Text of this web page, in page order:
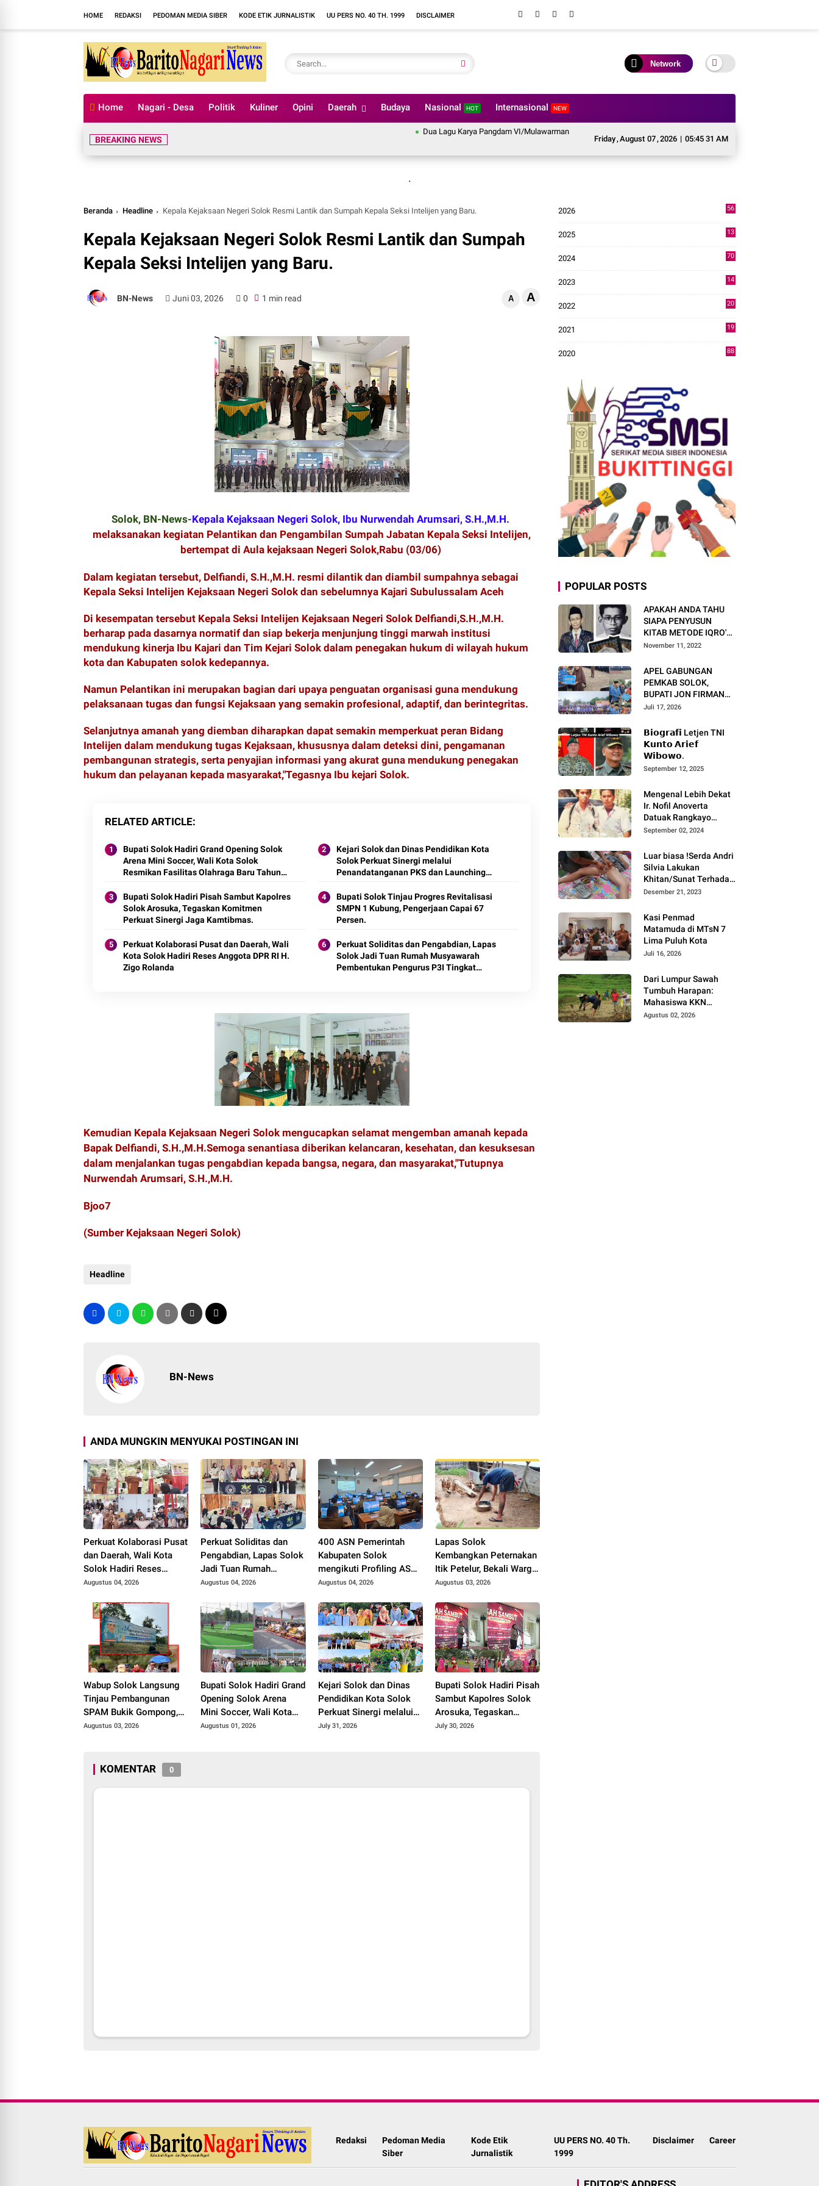
HOME REDAKSI PEDOMAN MEDIA SIBER KODE ETIK JURNALISTIK UU PERS NO. 40 TH. 1999 DISCLAIMER
Network
Home Nagari - Desa Politik Kuliner Opini Daerah Budaya Nasional HOT Internasional NEW
Friday,August 07,2026 | 05:45 32 AM
BREAKING NEWS
Dua Lagu Karya Pangdam VI/Mulawarman Mayjen TNI Krido Pramono Jadi Ikon Singing Competition HUT ke 81 RI
.
Beranda Headline Kepala Kejaksaan Negeri Solok Resmi Lantik dan Sumpah Kepala Seksi Intelijen yang Baru.
Kepala Kejaksaan Negeri Solok Resmi Lantik dan Sumpah
Kepala Seksi Intelijen yang Baru.
BN-News Juni 03, 2026 0 1 min read A A
Solok, BN-News-Kepala Kejaksaan Negeri Solok, Ibu Nurwendah Arumsari, S.H.,M.H.
melaksanakan kegiatan Pelantikan dan Pengambilan Sumpah Jabatan Kepala Seksi Intelijen,
bertempat di Aula kejaksaan Negeri Solok,Rabu (03/06)
Dalam kegiatan tersebut, Delfiandi, S.H.,M.H. resmi dilantik dan diambil sumpahnya sebagai
Kepala Seksi Intelijen Kejaksaan Negeri Solok dan sebelumnya Kajari Subulussalam Aceh
Di kesempatan tersebut Kepala Seksi Intelijen Kejaksaan Negeri Solok Delfiandi,S.H.,M.H.
berharap pada dasarnya normatif dan siap bekerja menjunjung tinggi marwah institusi
mendukung kinerja Ibu Kajari dan Tim Kejari Solok dalam penegakan hukum di wilayah hukum
kota dan Kabupaten solok kedepannya.
Namun Pelantikan ini merupakan bagian dari upaya penguatan organisasi guna mendukung
pelaksanaan tugas dan fungsi Kejaksaan yang semakin profesional, adaptif, dan berintegritas.
Selanjutnya amanah yang diemban diharapkan dapat semakin memperkuat peran Bidang
Intelijen dalam mendukung tugas Kejaksaan, khususnya dalam deteksi dini, pengamanan
pembangunan strategis, serta penyajian informasi yang akurat guna mendukung penegakan
hukum dan pelayanan kepada masyarakat,"Tegasnya Ibu kejari Solok.
RELATED ARTICLE
Bupati Solok Hadiri Grand Opening Solok
Arena Mini Soccer, Wali Kota Solok
Resmikan Fasilitas Olahraga Baru Tahun
Kejari Solok dan Dinas Pendidikan Kota
Solok Perkuat Sinergi melalui
Penandatanganan PKS dan Launching
Bupati Solok Hadiri Pisah Sambut Kapolres
Solok Arosuka, Tegaskan Komitmen
Perkuat Sinergi Jaga Kamtibmas.
Bupati Solok Tinjau Progres Revitalisasi
SMPN 1 Kubung, Pengerjaan Capai 67
Perkuat Kolaborasi Pusat dan Daerah, Wali
Kota Solok Hadiri Reses Anggota DPR RI H.
Zigo Rolanda
Perkuat Soliditas dan Pengabdian, Lapas
Solok Jadi Tuan Rumah Musyawarah
Pembentukan Pengurus P3I Tingkat
Kemudian Kepala Kejaksaan Negeri Solok mengucapkan selamat mengemban amanah kepada
Bapak Delfiandi, S.H.,M.H.Semoga senantiasa diberikan kelancaran, kesehatan, dan kesuksesan
dalam menjalankan tugas pengabdian kepada bangsa, negara, dan masyarakat,"Tutupnya
Nurwendah Arumsari, S.H.,M.H.
Bjoo7
(Sumber Kejaksaan Negeri Solok)
Headline
BN-News
ANDA MUNGKIN MENYUKAI POSTINGAN INI
Perkuat Kolaborasi Pusat
dan Daerah, Wali Kota
Solok Hadiri Reses
Anggota DPR RI H. Zigo
Augustus 04, 2026
Perkuat Soliditas dan
Pengabdian, Lapas Solok
Jadi Tuan Rumah
Musyawarah
P3I Tingkat Daerah.
Augustus 04, 2026
400 ASN Pemerintah
Kabupaten Solok
mengikuti Profiling ASN
2026.
Augustus 04, 2026
Lapas Solok
Kembangkan Peternakan
Itik Petelur, Bekali Warga
Binaan dengan
Augustus 03, 2026
Wabup Solok Langsung
Tinjau Pembangunan
SPAM Bukik Gompong,
Target Rampung Akhir
Augustus 03, 2026
Bupati Solok Hadiri Grand
Opening Solok Arena
Mini Soccer, Wali Kota
Solok Resmikan Fasilitas
Augustus 01, 2026
Kejari Solok dan Dinas
Pendidikan Kota Solok
Perkuat Sinergi melalui
Penandatanganan PKS
July 31, 2026
Bupati Solok Hadiri Pisah
Sambut Kapolres Solok
Arosuka, Tegaskan
Komitmen Perkuat
July 30, 2026
KOMENTAR 0
2026
56
2025
13
2024
70
2023
14
2022
20
2021
19
2020
88
POPULAR POSTS
APAKAH ANDA TAHU
SIAPA PENYUSUN
KITAB METODE IQRO'?
INI BIOGRAFI KH. AS'AD
November 11, 2022
APEL GABUNGAN
PEMKAB SOLOK,
BUPATI JON FIRMAN
PANDU TEKANKAN ASN
DAN PELAYANAN
MASYARAKAT.
Juli 17, 2026
𝗕𝗶𝗼𝗴𝗿𝗮𝗳𝗶 Letjen TNI
𝗞𝘂𝗻𝘁𝗼 𝗔𝗿𝗶𝗲𝗳
𝗪𝗶𝗯𝗼𝘄𝗼.
September 12, 2025
Mengenal Lebih Dekat
Ir. Nofil Anoverta
Datuak Rangkayo
Batuah Cawako
September 02, 2024
Luar biasa !Serda Andri
Silvia Lakukan
Khitan/Sunat Terhadap
Anak Warga Binaannya
Desember 21, 2023
Kasi Penmad
Matamuda di MTsN 7
Lima Puluh Kota
Juli 16, 2026
Dari Lumpur Sawah
Tumbuh Harapan:
Mahasiswa KKN
Universitas Andalas
Agustus 02, 2026
Redaksi
Pedoman Media
Siber
Kode Etik
Jurnalistik
UU PERS NO. 40 Th.
1999
Disclaimer Career